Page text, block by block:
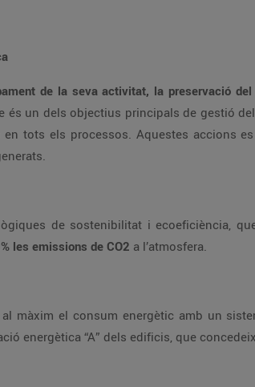
de la seva activitat, la preservació
és un dels objectius principals de gestió
tots els processos. Aquestes accions
de sostenibilitat i ecoeficiència,
les emissions de CO2 a l’atmosfera.
màxim el consum energètic amb un
energètica “A” dels edificis, que